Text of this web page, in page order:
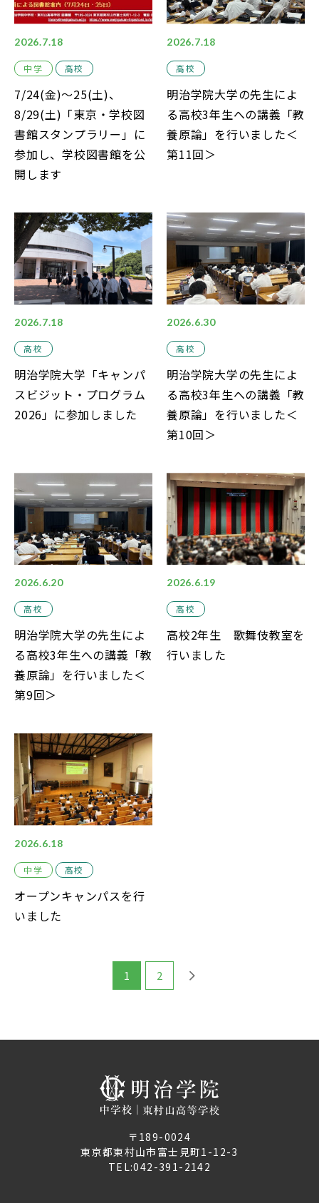
閉じる
2026.7.18
中学 高校
7/24(金)～25(土)、
8/29(土)「東京・学校図
書館スタンプラリー」に
参加し、学校図書館を公
開します
2026.7.18
高校
明治学院大学の先生によ
る高校3年生への講義「教
養原論」を行いました＜
第11回＞
2026.7.18
高校
明治学院大学「キャンパ
スビジット・プログラム
2026」に参加しました
2026.6.30
高校
明治学院大学の先生によ
る高校3年生への講義「教
養原論」を行いました＜
第10回＞
2026.6.20
高校
明治学院大学の先生によ
る高校3年生への講義「教
養原論」を行いました＜
第9回＞
2026.6.19
高校
高校2年生 歌舞伎教室を
行いました
2026.6.18
中学 高校
オープンキャンパスを行
いました
1 2
〒189-0024
東京都東村山市富士見町1-12-3
TEL:042-391-2142